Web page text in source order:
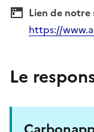
Lien de notre
https://
Le